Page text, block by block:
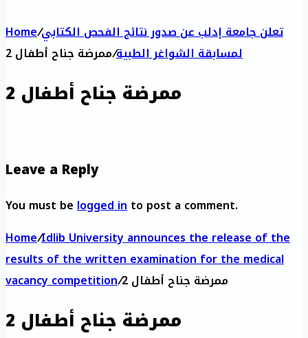
Home/تعلن جامعة إدلب عن صدور نتائج الفحص الكتابي
لمسابقة الشواغر الطبية/ممرضة جناح أطفال 2
ممرضة جناح أطفال 2
Leave a Reply
You must belogged into post a comment.
Home/Idlib University announces the release of the
results of the written examination for the medical
vacancy competition/ ممرضة جناح أطفال 2
ممرضة جناح أطفال 2